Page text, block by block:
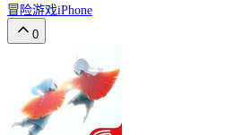
冒险游戏iPhone
0